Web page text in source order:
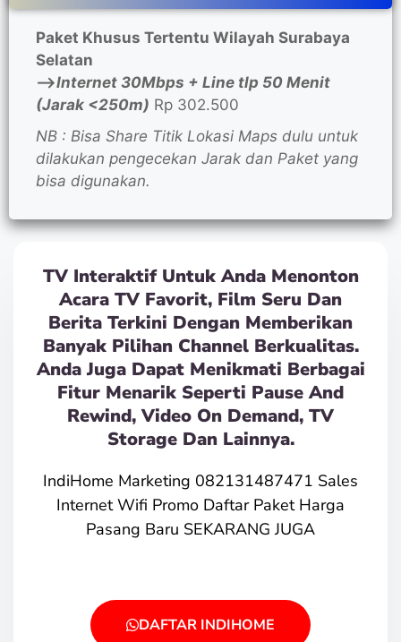
Paket Khusus Tertentu Wilayah Surabaya
Selatan
—>Internet 30Mbps + Line tlp 50 Menit
(Jarak <250m) Rp 302.500
NB : Bisa Share Titik Lokasi Maps dulu untuk
dilakukan pengecekan Jarak dan Paket yang
bisa digunakan.
TV Interaktif Untuk Anda Menonton
Acara TV Favorit, Film Seru Dan
Berita Terkini Dengan Memberikan
Banyak Pilihan Channel Berkualitas.
Anda Juga Dapat Menikmati Berbagai
Fitur Menarik Seperti Pause And
Rewind, Video On Demand, TV
Storage Dan Lainnya.
IndiHome Marketing 082131487471 Sales
Internet Wifi Promo Daftar Paket Harga
Pasang Baru SEKARANG JUGA
DAFTAR INDIHOME